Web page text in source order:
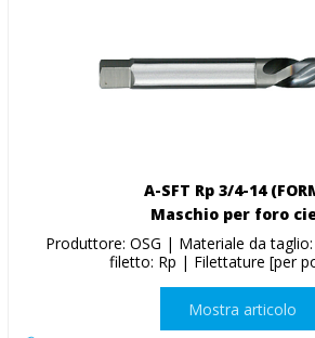
A-SFT Rp 3/4-14
Maschio per foro
Produttore: OSG | Materiale da
filetto: Rp | Filettature [per
Mostra articolo